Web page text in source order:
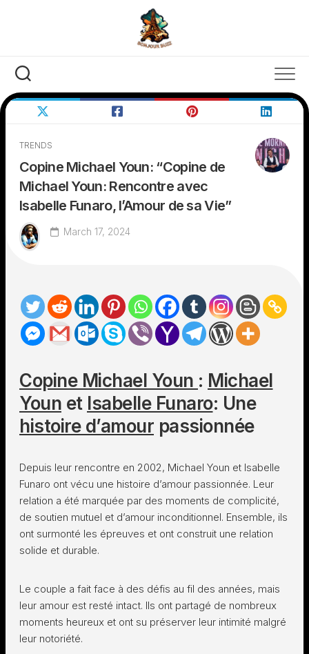
TRENDS
Copine Michael Youn: “Copine de
Michael Youn: Rencontre avec
Isabelle Funaro, l’Amour de sa Vie”
March 17, 2024
Copine Michael Youn : Michael
Youn et Isabelle Funaro: Une
histoire d’amour passionnée
Depuis leur rencontre en 2002, Michael Youn et Isabelle
Funaro ont vécu une histoire d’amour passionnée. Leur
relation a été marquée par des moments de complicité,
de soutien mutuel et d’amour inconditionnel. Ensemble, ils
ont surmonté les épreuves et ont construit une relation
solide et durable.
Le couple a fait face à des défis au fil des années, mais
leur amour est resté intact. Ils ont partagé de nombreux
moments heureux et ont su préserver leur intimité malgré
leur notoriété.